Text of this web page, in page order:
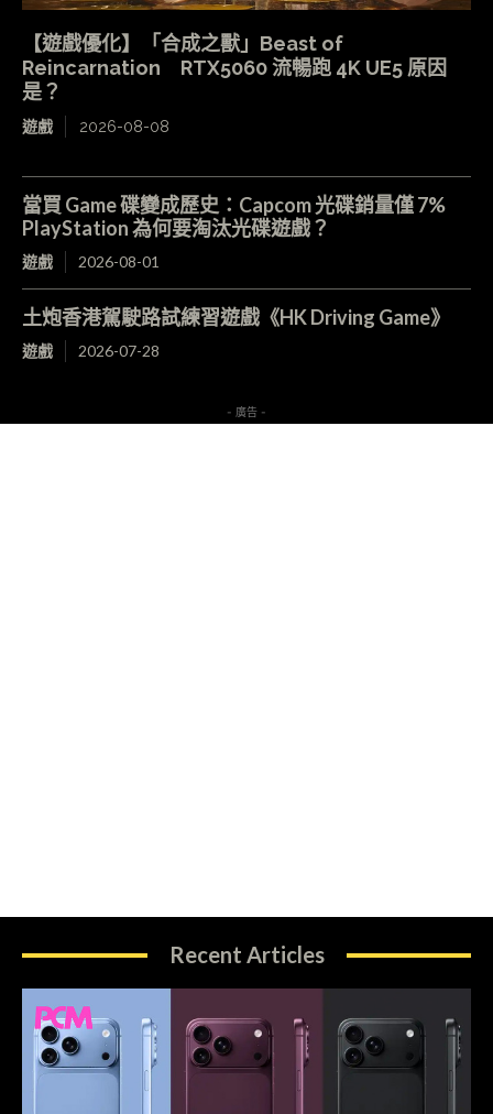
【遊戲優化】「合成之獸」Beast of
Reincarnation RTX5060 流暢跑 4K UE5 原因
是？
遊戲 2026-08-08
當買 Game 碟變成歷史：Capcom 光碟銷量僅 7%
PlayStation 為何要淘汰光碟遊戲？
遊戲 2026-08-01
土炮香港駕駛路試練習遊戲《HK Driving Game》
遊戲 2026-07-28
- 廣告 -
Recent Articles